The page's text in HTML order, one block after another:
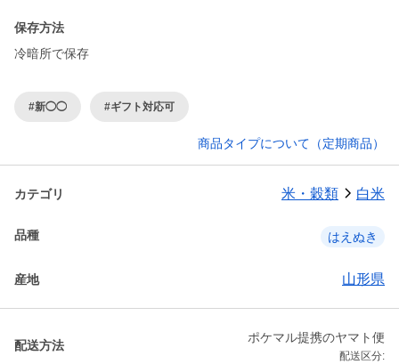
保存方法
冷暗所で保存
#新◯◯ #ギフト対応可
商品タイプについて（定期商品）
カテゴリ 米・穀類 白米
品種 はえぬき
産地 山形県
配送方法
ポケマル提携のヤマト便
配送区分: